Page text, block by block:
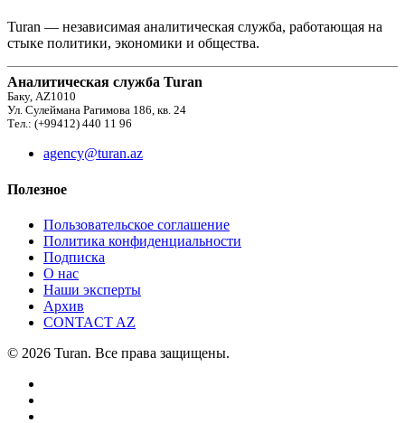
Turan — независимая аналитическая служба, работающая на
стыке политики, экономики и общества.
Аналитическая служба Turan
Баку, AZ1010
Ул. Сулеймана Рагимова 186, кв. 24
Тел.: (+99412) 440 11 96
agency@turan.az
Полезное
Пользовательское соглашение
Политика конфиденциальности
Подписка
О нас
Наши эксперты
Архив
CONTACT AZ
© 2026 Turan. Все права защищены.